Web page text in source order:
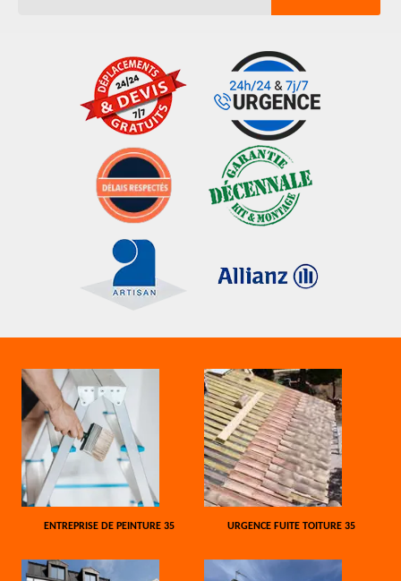
ENTREPRISE DE PEINTURE 35 URGENCE FUITE TOITURE 35